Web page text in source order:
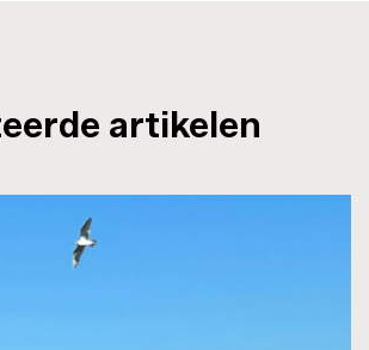
artikelen